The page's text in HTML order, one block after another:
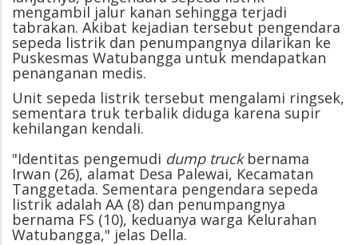
mengambil jalur kanan sehingga terjadi
tabrakan. Akibat kejadian tersebut pengendara
sepeda listrik dan penumpangnya dilarikan ke
Puskesmas Watubangga untuk mendapatkan
penanganan medis.
Unit sepeda listrik tersebut mengalami ringsek,
sementara truk terbalik diduga karena supir
kehilangan kendali.
"Identitas pengemudi dump truckbernama
Irwan (26), alamat Desa Palewai, Kecamatan
Tanggetada. Sementara pengendara sepeda
listrik adalah AA (8) dan penumpangnya
bernama FS (10), keduanya warga Kelurahan
Watubangga," jelas Della.